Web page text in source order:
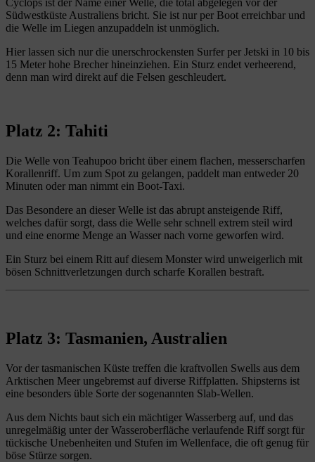
Cyclops ist der Name einer Welle, die total abgelegen vor der
Südwestküste Australiens bricht. Sie ist nur per Boot erreichbar und
die Welle im Liegen anzupaddeln ist unmöglich.
Hier lassen sich nur die unerschrockensten Surfer per Jetski in 10 bis
15 Meter hohe Brecher hineinziehen. Ein Sturz endet verheerend,
denn man wird direkt auf die Felsen geschleudert.
Platz 2: Tahiti
Die Welle von Teahupoo bricht über einem flachen, messerscharfen
Korallenriff. Um zum Spot zu gelangen, paddelt man entweder 20
Minuten oder man nimmt ein Boot-Taxi.
Das Besondere an dieser Welle ist das abrupt ansteigende Riff,
welches dafür sorgt, dass die Welle sehr schnell extrem steil wird
und eine enorme Menge an Wasser nach vorne geworfen wird.
Ein Sturz bei einem Ritt auf diesem Monster wird unweigerlich mit
bösen Schnittverletzungen durch scharfe Korallen bestraft.
Platz 3: Tasmanien, Australien
Vor der tasmanischen Küste treffen die kraftvollen Swells aus dem
Arktischen Meer ungebremst auf diverse Riffplatten. Shipsterns ist
eine besonders üble Sorte der sogenannten Slab-Wellen.
Aus dem Nichts baut sich ein mächtiger Wasserberg auf, und das
unregelmäßig unter der Wasseroberfläche verlaufende Riff sorgt für
tückische Unebenheiten und Stufen im Wellenface, die oft genug für
böse Stürze sorgen.